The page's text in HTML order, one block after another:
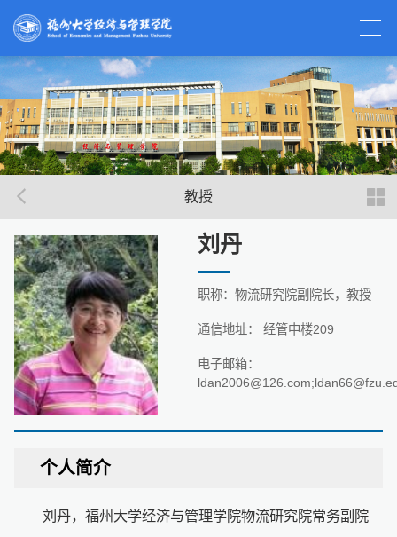
教授
刘丹
职称：物流研究院副院长，教授
通信地址： 经管中楼209
电子邮箱：
个人简介
刘丹，福州大学经济与管理学院物流研究院常务副院